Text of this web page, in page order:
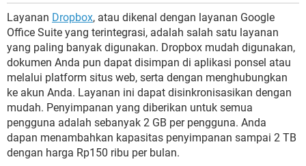
Layanan Dropbox, atau dikenal dengan layanan Google
Office Suite yang terintegrasi, adalah salah satu layanan
yang paling banyak digunakan. Dropbox mudah digunakan,
dokumen Anda pun dapat disimpan di aplikasi ponsel atau
melalui platform situs web, serta dengan menghubungkan
ke akun Anda. Layanan ini dapat disinkronisasikan dengan
mudah. Penyimpanan yang diberikan untuk semua
pengguna adalah sebanyak 2 GB per pengguna. Anda
dapan menambahkan kapasitas penyimpanan sampai 2 TB
dengan harga Rp150 ribu per bulan.